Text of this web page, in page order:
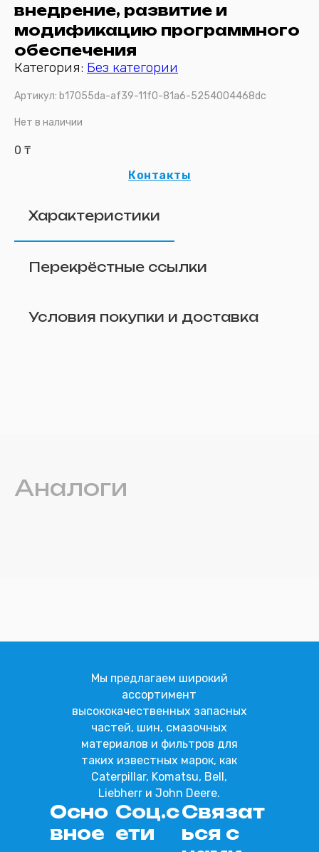
внедрение, развитие и
модификацию программного
обеспечения
Категория: Без категории
Артикул: b17055da-af39-11f0-81a6-5254004468dc
Нет в наличии
0 ₸
Контакты
Характеристики
Перекрёстные ссылки
Условия покупки и доставка
Аналоги
Мы предлагаем широкий
ассортимент
высококачественных запасных
частей, шин, смазочных
материалов и фильтров для
таких известных марок, как
Caterpillar, Komatsu, Bell,
Liebherr и John Deere.
Осно
вное
Соц.с
ети
Связат
ься с
Прикрепите фото (по желанию)